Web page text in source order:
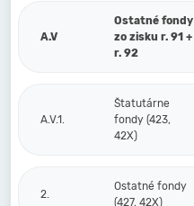
A.V
Ostatné fondy
zo zisku r. 91 +
r. 92
A.V.1.
Štatutárne
fondy (423,
42X)
2.
Ostatné fondy
(427, 42X)